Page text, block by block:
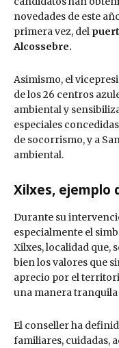
novedades de este
primera vez, del
Alcossebre.
Asimismo, el
de los 26 centros
ambiental y
especiales
de socorrismo, y a
ambiental.
Xilxes, ejemplo
Durante su
especialmente el
Xilxes, localidad que,
bien los valores que
aprecio por el
una manera tranquila
El conseller ha
familiares, cuidadas,